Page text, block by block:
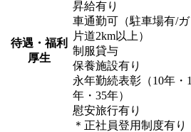
待遇・福利
厚生
昇給有り
車通勤可（駐車場有/
片道2km以上）
制服貸与
保養施設有り
永年勤続表彰（10年・
年・35年）
慰安旅行有り
＊正社員登用制度有り